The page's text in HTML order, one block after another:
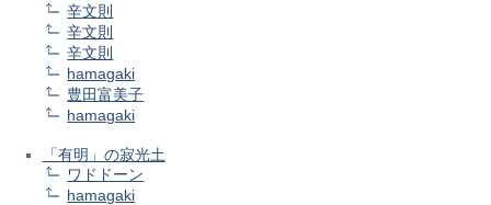
辛文則
辛文則
辛文則
hamagaki
豊田富美子
hamagaki
「有明」の寂光土
ワドドーン
hamagaki